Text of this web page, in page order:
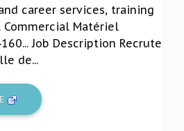
career services, training
Matériel
Job Description Recrute
de...